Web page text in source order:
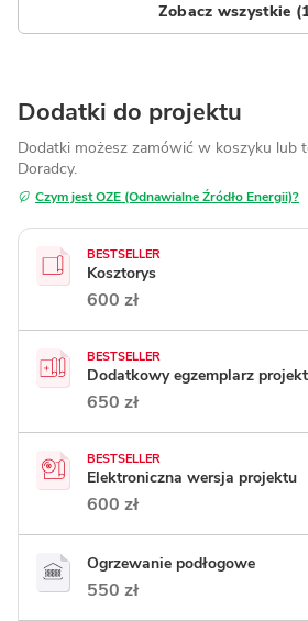
Zobacz wszystkie
Dodatki do projektu
Dodatki możesz zamówić w koszyku lub
Doradcy.
Czym jest OZE (Odnawialne Źródło Energii)?
BESTSELLER
Kosztorys
600 zł
BESTSELLER
Dodatkowy egzemplarz
650 zł
BESTSELLER
Elektroniczna wersja projektu
600 zł
Ogrzewanie podłogowe
550 zł